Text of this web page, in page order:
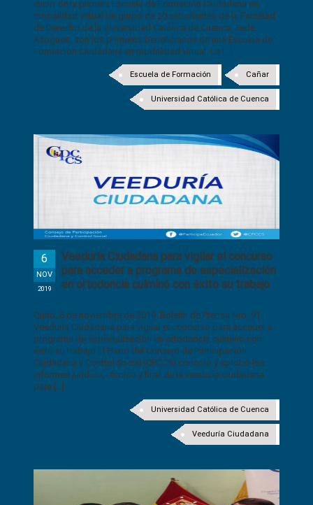
inicio de la primera Escuela de Formación Ciudadana en
modalidad virtual Un grupo de 20 estudiantes de la Facultad
de Derecho de la Universidad Católica de Cuenca, Sede
Azogues, son los primeros beneficiarios de una Escuela de
Formación Ciudadana en modalidad virtual. La [...]
Cañar
Escuela de Formación
Universidad Católica de Cuenca
Veeduría Ciudadana para vigilar el concurso
para acceder a programa de especialización
en ortodoncia culminó con éxito su trabajo
6
NOV
2019
Quito, 6 de noviembre de 2019 Boletín de Prensa Nro. 91
Veeduría Ciudadana para vigilar el concurso para acceder a
programa de especialización en ortodoncia culminó con
éxito su trabajo El Pleno del Consejo de Participación
Ciudadana y Control Social (CPCCS) conoció y aprobó los
informes jurídico, técnico y final de la veeduría ciudadana
para [...]
Universidad Católica de Cuenca
Veeduría Ciudadana